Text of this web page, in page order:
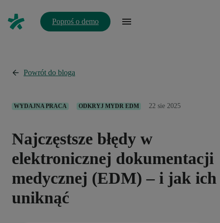
Poproś o demo
Powrót do bloga
WYDAJNA PRACA ODKRYJ MYDR EDM 22 sie 2025
Najczęstsze błędy w
elektronicznej dokumentacji
medycznej (EDM) – i jak ich
uniknąć